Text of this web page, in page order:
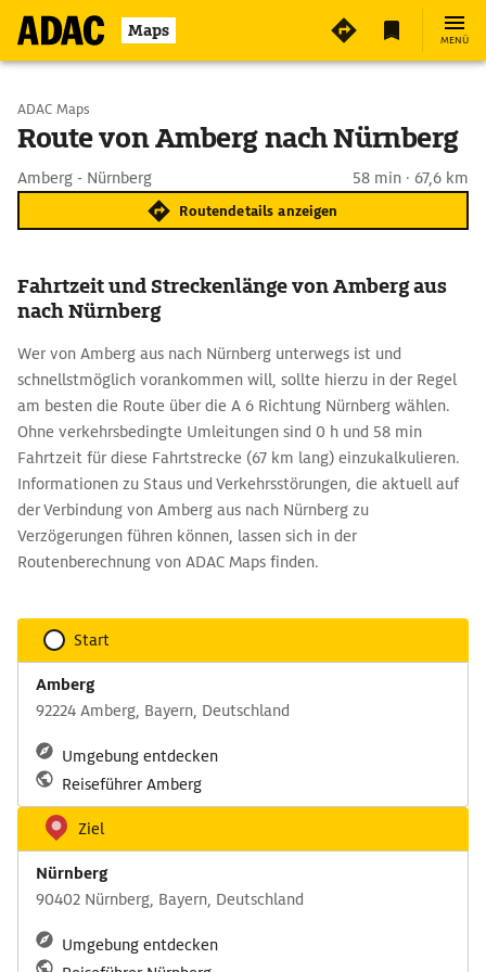
Maps MENÜ
Start wählen
ADAC Maps
Route von Amberg nach Nürnberg
Amberg - Nürnberg 58 min · 67,6 km
Routendetails anzeigen
Fahrtzeit und Streckenlänge von Amberg aus
nach Nürnberg
Wer von Amberg aus nach Nürnberg unterwegs ist und
schnellstmöglich vorankommen will, sollte hierzu in der Regel
am besten die Route über die A 6 Richtung Nürnberg wählen.
Ohne verkehrsbedingte Umleitungen sind 0 h und 58 min
Fahrtzeit für diese Fahrtstrecke (67 km lang) einzukalkulieren.
Informationen zu Staus und Verkehrsstörungen, die aktuell auf
der Verbindung von Amberg aus nach Nürnberg zu
Verzögerungen führen können, lassen sich in der
Routenberechnung von ADAC Maps finden.
Start
Amberg
92224 Amberg, Bayern, Deutschland
Umgebung entdecken
Reiseführer Amberg
Ziel
Nürnberg
90402 Nürnberg, Bayern, Deutschland
Umgebung entdecken